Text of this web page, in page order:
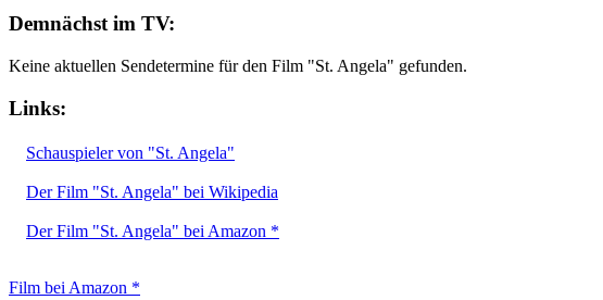
Demnächst im TV:
Keine aktuellen Sendetermine für den Film "St. Angela" gefunden.
Links:
Schauspieler von "St. Angela"
Der Film "St. Angela" bei Wikipedia
Der Film "St. Angela" bei Amazon *
Film bei Amazon *